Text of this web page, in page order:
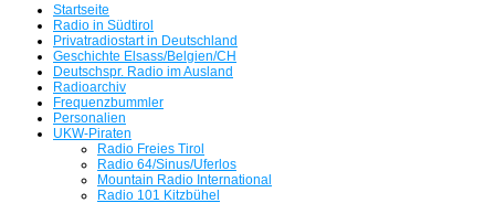
Startseite
Radio in Südtirol
Privatradiostart in Deutschland
Geschichte Elsass/Belgien/CH
Deutschspr. Radio im Ausland
Radioarchiv
Frequenzbummler
Personalien
UKW-Piraten
Radio Freies Tirol
Radio 64/Sinus/Uferlos
Mountain Radio International
Radio 101 Kitzbühel